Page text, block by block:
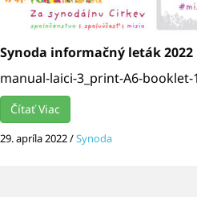
Synoda informačný leták 2022
manual-laici-3_print-A6-booklet-
Čítať Viac
29. apríla 2022/Synoda